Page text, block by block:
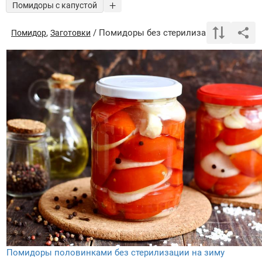
Помидоры с капустой
Помидор, Заготовки / Помидоры без стерилизации на зиму
Помидоры половинками без стерилизации на зиму